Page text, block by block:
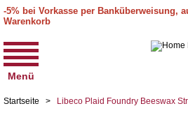
-5% bei Vorkasse per Banküberweisung,
Warenkorb
Menü
Startseite > Libeco Plaid Foundry Beeswax